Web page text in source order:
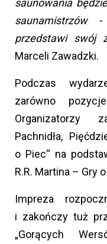
saunowania
saunamistrzów
przedstawi swój
Marceli Zawadzki.
Podczas
zarówno
Organizatorzy
Pachnidła,
o Piec“ na
R.R. Martina – Gry
Impreza
i zakończy tuż
„Gorących